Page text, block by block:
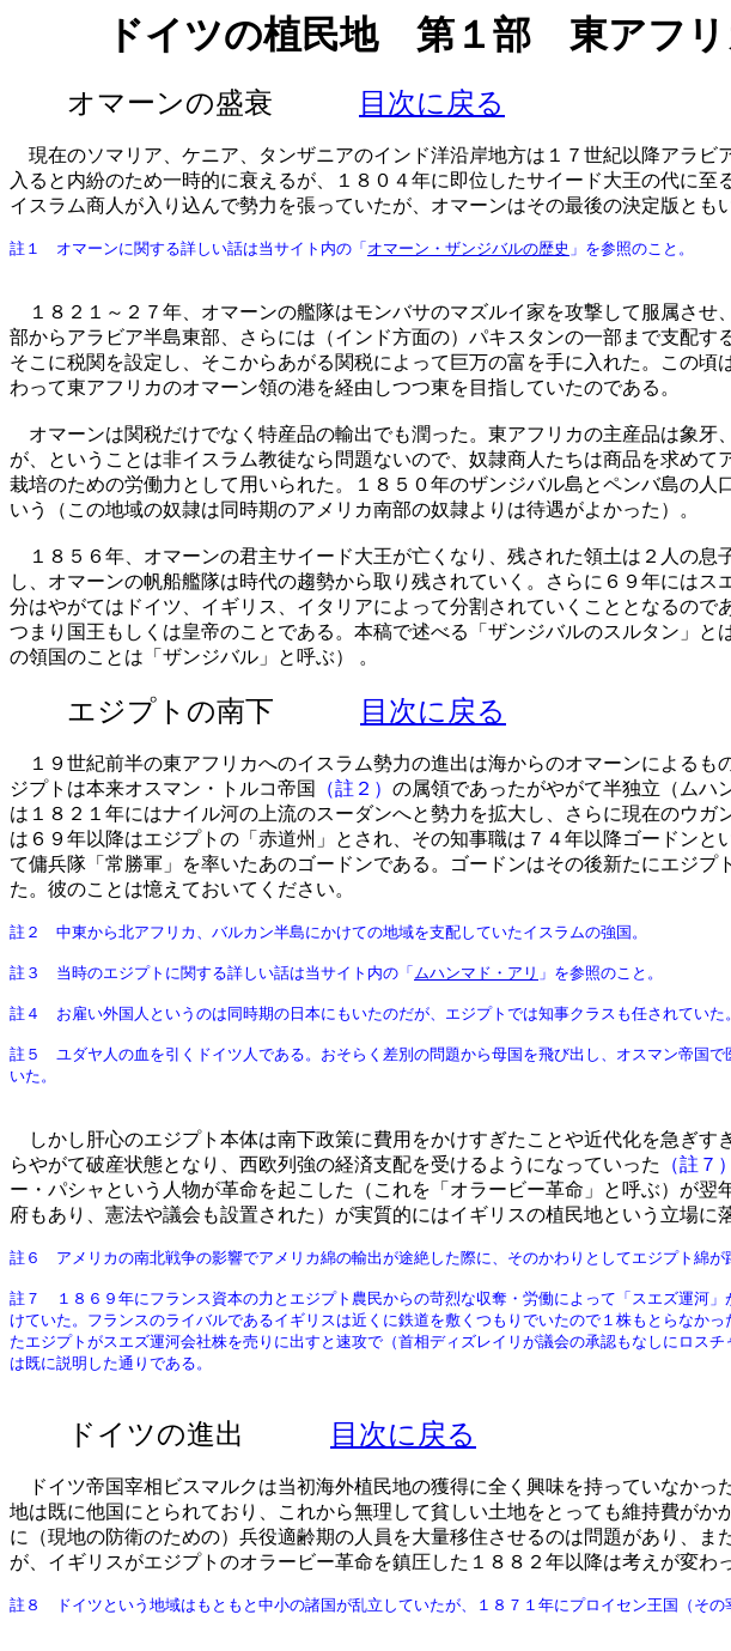
ドイツの植民地 第１部 東アフリ
オマーンの盛衰 目次に戻る
現在のソマリア、ケニア、タンザニアのインド洋沿岸地方は１７世紀以降アラ
入ると内紛のため一時的に衰えるが、１８０４年に即位したサイード大王の代に
イスラム商人が入り込んで勢力を張っていたが、オマーンはその最後の決定版とも
註１ オマーンに関する詳しい話は当サイト内の「 オマーン・ザンジバルの歴史 」を参照のこと。
１８２１～２７年、オマーンの艦隊はモンバサのマズルイ家を攻撃して服属さ
部からアラビア半島東部、さらには（インド方面の）パキスタンの一部まで支配
そこに税関を設定し、そこからあがる関税によって巨万の富を手に入れた。この
わって東アフリカのオマーン領の港を経由しつつ東を目指していたのである。
オマーンは関税だけでなく特産品の輸出でも潤った。東アフリカの主産品は象
が、ということは非イスラム教徒なら問題ないので、奴隷商人たちは商品を求め
栽培のための労働力として用いられた。１８５０年のザンジバル島とペンバ島の
いう（この地域の奴隷は同時期のアメリカ南部の奴隷よりは待遇がよかった）。
１８５６年、オマーンの君主サイード大王が亡くなり、残された領土は２人の
し、オマーンの帆船艦隊は時代の趨勢から取り残されていく。さらに６９年には
分はやがてはドイツ、イギリス、イタリアによって分割されていくこととなるの
つまり国王もしくは皇帝のことである。本稿で述べる「ザンジバルのスルタン」
の領国のことは「ザンジバル」と呼ぶ） 。
エジプトの南下 目次に戻る
１９世紀前半の東アフリカへのイスラム勢力の進出は海からのオマーンによる
ジプトは本来オスマン・トルコ帝国
（註２） の属領であったがやがて半独立（ムハ
は１８２１年にはナイル河の上流のスーダンへと勢力を拡大し、さらに現在のウ
は６９年以降はエジプトの「赤道州」とされ、その知事職は７４年以降ゴードンと
て傭兵隊「常勝軍」を率いたあのゴードンである。ゴードンはその後新たにエジ
た。彼のことは憶えておいてください。
註２ 中東から北アフリカ、バルカン半島にかけての地域を支配していたイスラムの強国。
註３ 当時のエジプトに関する詳しい話は当サイト内の「 ムハンマド・アリ 」を参照のこと。
註４ お雇い外国人というのは同時期の日本にもいたのだが、エジプトでは知事クラスも任されてい
註５ ユダヤ人の血を引くドイツ人である。おそらく差別の問題から母国を飛び出し、オスマン帝国
いた。
しかし肝心のエジプト本体は南下政策に費用をかけすぎたことや近代化を急ぎ
らやがて破産状態となり、西欧列強の経済支配を受けるようになっていった
（註７）
ー・パシャという人物が革命を起こした（これを「オラービー革命」と呼ぶ）が
府もあり、憲法や議会も設置された）が実質的にはイギリスの植民地という立場に
註６ アメリカの南北戦争の影響でアメリカ綿の輸出が途絶した際に、そのかわりとしてエジプト綿が
註７ １８６９年にフランス資本の力とエジプト農民からの苛烈な収奪・労働によって「スエズ運河
けていた。フランスのライバルであるイギリスは近くに鉄道を敷くつもりでいたので１株もとらなか
たエジプトがスエズ運河会社株を売りに出すと速攻で（首相ディズレイリが議会の承認もなしにロス
は既に説明した通りである。
ドイツの進出 目次に戻る
ドイツ帝国宰相ビスマルクは当初海外植民地の獲得に全く興味を持っていなかっ
地は既に他国にとられており、これから無理して貧しい土地をとっても維持費が
に（現地の防衛のための）兵役適齢期の人員を大量移住させるのは問題があり、
が、イギリスがエジプトのオラービー革命を鎮圧した１８８２年以降は考えが変わ
註８ ドイツという地域はもともと中小の諸国が乱立していたが、１８７１年にプロイセン王国（そ